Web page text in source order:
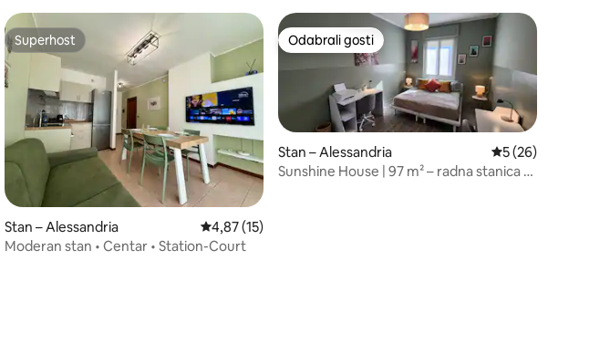
4,9/5, recenzija: 416
Superhost
Superhost
Stan – Alessandria Prosječna ocjena: 4,87/5, recenzija: 15
4,87 (15)
Moderan stan • Centar • Station-Court
Odabrali gosti
Odabrali gosti
Stan – Alessandria Prosječna ocjena:
5 (26)
Sunshine House | 97 m² – radna stanica –